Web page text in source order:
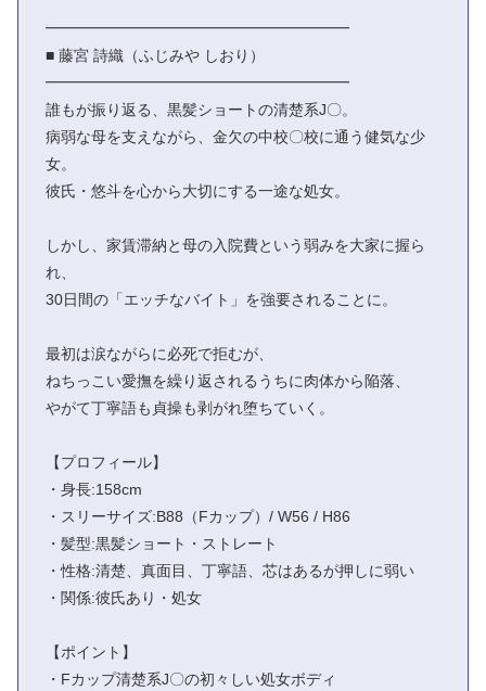
━━━━━━━━━━━━━━━━━━━━
■ 藤宮 詩織（ふじみや しおり）
━━━━━━━━━━━━━━━━━━━━
誰もが振り返る、黒髪ショートの清楚系J〇。
病弱な母を支えながら、金欠の中校〇校に通う健気な少
女。
彼氏・悠斗を心から大切にする一途な処女。
しかし、家賃滞納と母の入院費という弱みを大家に握ら
れ、
30日間の「エッチなバイト」を強要されることに。
最初は涙ながらに必死で拒むが、
ねちっこい愛撫を繰り返されるうちに肉体から陥落、
やがて丁寧語も貞操も剥がれ堕ちていく。
【プロフィール】
・身長:158cm
・スリーサイズ:B88（Fカップ）/ W56 / H86
・髪型:黒髪ショート・ストレート
・性格:清楚、真面目、丁寧語、芯はあるが押しに弱い
・関係:彼氏あり・処女
【ポイント】
・Fカップ清楚系J〇の初々しい処女ボディ